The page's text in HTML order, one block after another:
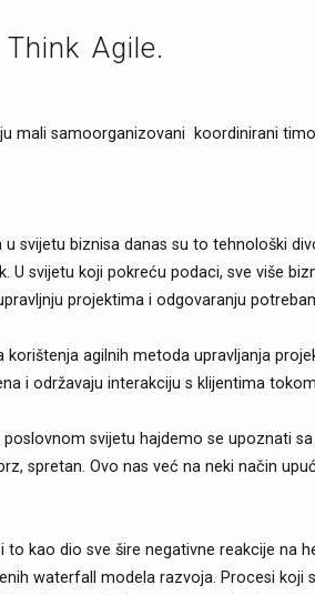
Agile.
mali samoorganizovani koordinirani
svijetu biznisa danas su to tehnološki
svijetu koji pokreću podaci, sve više
projektima i odgovaranju
agilnih metoda upravljanja
i održavaju interakciju s klijentima
svijetu hajdemo se upoznati
spretan. Ovo nas već na neki način
kao dio sve šire negativne reakcije na
waterfall modela razvoja. Procesi koji